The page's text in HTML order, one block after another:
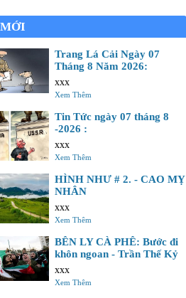
Trang Lá Cải Ngày 07
Tháng 8 Năm 2026:
xxx
Xem Thêm
Tin Tức ngày 07 tháng 8
-2026 :
xxx
Xem Thêm
HÌNH NHƯ # 2. - CAO MỴ
NHÂN
xxx
Xem Thêm
BÊN LY CÀ PHÊ: Bước đi
khôn ngoan - Trần Thế Kỷ
xxx
Xem Thêm